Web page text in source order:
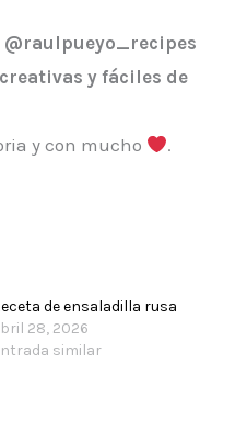
y fáciles de
y con mucho
.
de ensaladilla rusa
28, 2026
similar